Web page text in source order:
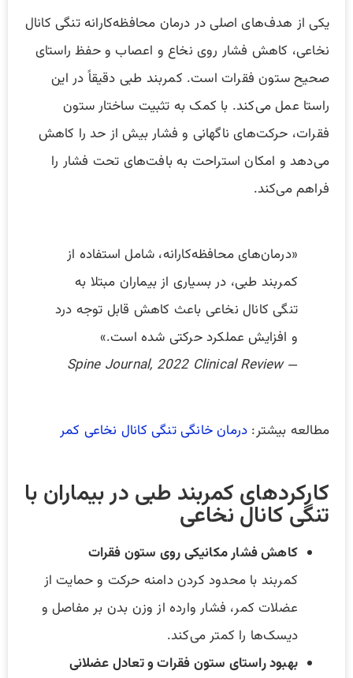
یکی از هدف‌های اصلی در درمان محافظه‌کارانه تنگی کانال
نخاعی، کاهش فشار روی نخاع و اعصاب و حفظ راستای
صحیح ستون فقرات است. کمربند طبی دقیقاً در این
راستا عمل می‌کند. با کمک به تثبیت ساختار ستون
فقرات، حرکت‌های ناگهانی و فشار بیش از حد را کاهش
می‌دهد و امکان استراحت به بافت‌های تحت فشار را
فراهم می‌کند.
«درمان‌های محافظه‌کارانه، شامل استفاده از
کمربند طبی، در بسیاری از بیماران مبتلا به
تنگی کانال نخاعی باعث کاهش قابل توجه درد
و افزایش عملکرد حرکتی شده است.»
—
Spine Journal, 2022 Clinical Review
مطالعه بیشتر: درمان خانگی تنگی کانال نخاعی کمر
کارکردهای کمربند طبی در بیماران با
تنگی کانال نخاعی
کاهش فشار مکانیکی روی ستون فقرات
کمربند با محدود کردن دامنه حرکت و حمایت از
عضلات کمر، فشار وارده از وزن بدن بر مفاصل و
دیسک‌ها را کمتر می‌کند.
بهبود راستای ستون فقرات و تعادل عضلانی